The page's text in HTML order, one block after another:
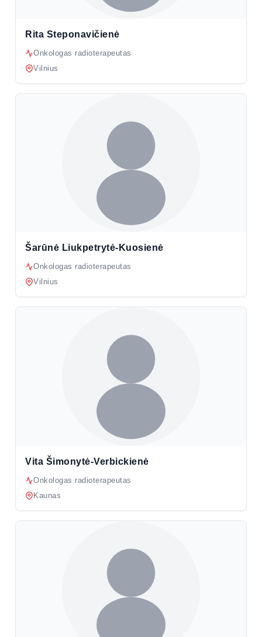
Rita Steponavičienė
Onkologas radioterapeutas
Vilnius
Šarūnė Liukpetrytė-Kuosienė
Onkologas radioterapeutas
Vilnius
Vita Šimonytė-Verbickienė
Onkologas radioterapeutas
Kaunas